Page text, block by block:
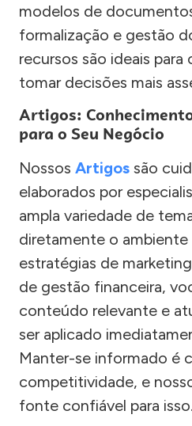
modelos de
formalização e gestão
recursos são ideais
tomar decisões mais
Artigos:
para o Seu Negócio
Nossos Artigos são
elaborados por
ampla variedade de
diretamente o ambiente
estratégias de
de gestão financeira,
conteúdo relevante e
ser aplicado
Manter-se informado é
competitividade, e
fonte confiável para isso.